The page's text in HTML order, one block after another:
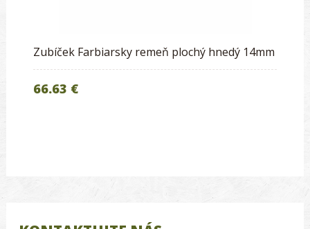
Zubíček Farbiarsky remeň plochý hnedý 14mm
66.63 €